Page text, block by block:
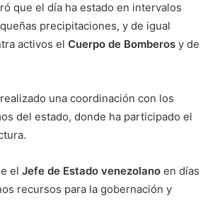
que el día ha estado en intervalos
precipitaciones, y de igual
activos el Cuerpo de Bomberos y de
una coordinación con los
del estado, donde ha participado el
el Jefe de Estado venezolano en días
recursos para la gobernación y